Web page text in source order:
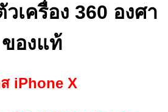
เครื่อง 360 องศา
ของแท้
ส iPhone X